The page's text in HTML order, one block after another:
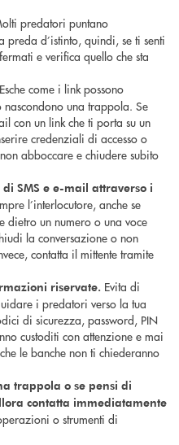
predatori puntano
preda d’istinto, quindi, se ti senti
e verifica quello che sta
Esche come i link possono
nascondono una trappola. Se
con un link che ti porta su un
credenziali di accesso o
abboccare e chiudere subito
SMS e e-mail attraverso i
l’interlocutore, anche se
dietro un numero o una voce
la conversazione o non
contatta il mittente tramite
riservate. Evita di
i predatori verso la tua
di sicurezza, password, PIN
custoditi con attenzione e mai
le banche non ti chiederanno
trappola o se pensi di
contatta immediatamente
o strumenti di